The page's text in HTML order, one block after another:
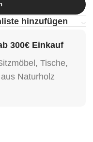
hinzufügen
300€ Einkauf
Tische,
Naturholz